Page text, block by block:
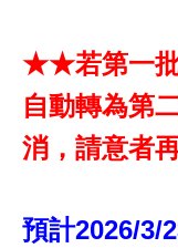
★★若第一批
自動轉為第
消，請意者
預計2026/3/